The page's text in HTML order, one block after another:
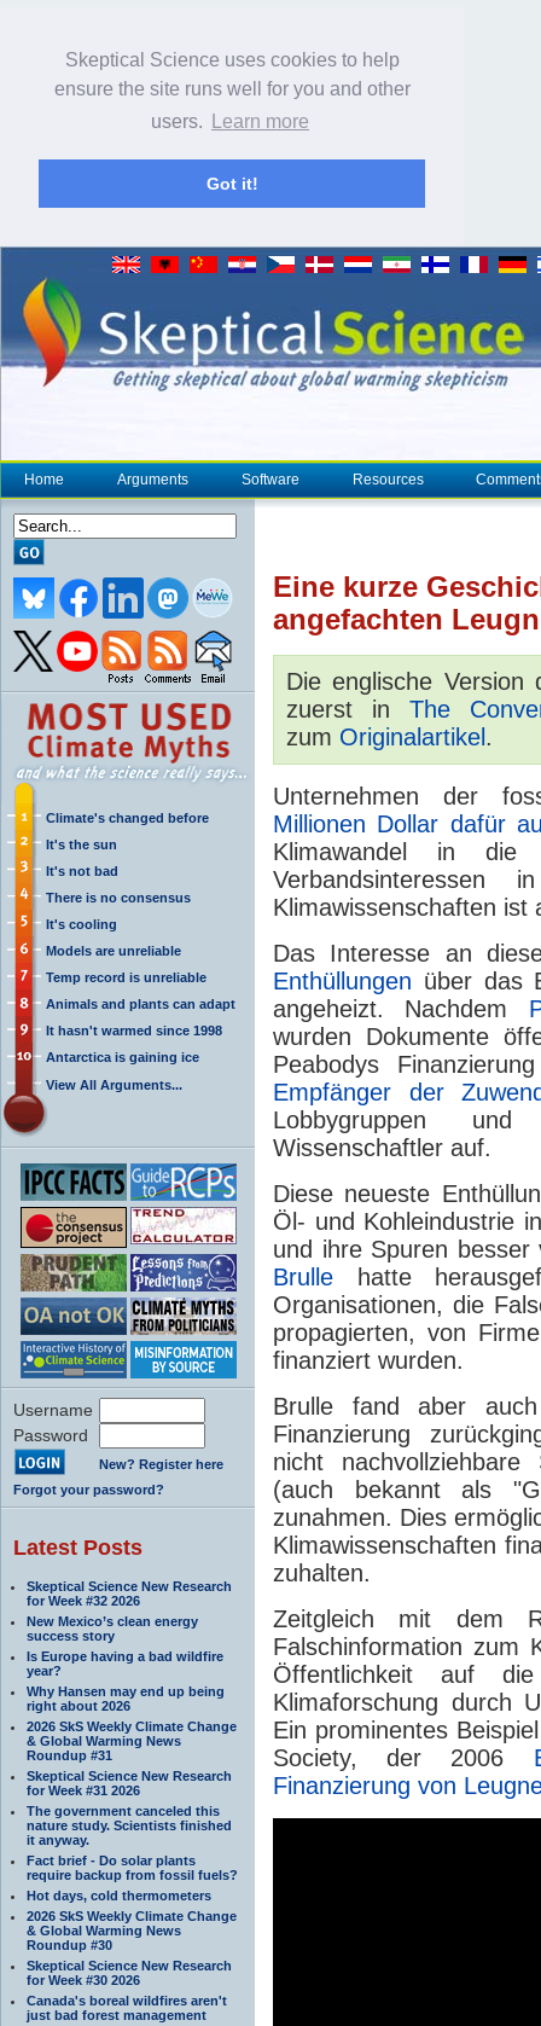
Skeptical Science uses cookies to help
ensure the site runs well for you and other
users.
Learn more
Got it!
Home Arguments Software Resources
Climate's changed before
It's the sun
It's not bad
There is no consensus
It's cooling
Models are unreliable
Temp record is unreliable
Animals and plants can adapt
It hasn't warmed since 1998
Antarctica is gaining ice
View All Arguments...
Username
Password
New? Register here
Forgot your password?
Latest Posts
Skeptical Science New Research
for Week #32 2026
New Mexico’s clean energy
success story
Is Europe having a bad wildfire
year?
Why Hansen may end up being
right about 2026
2026 SkS Weekly Climate Change
& Global Warming News
Roundup #31
Skeptical Science New Research
for Week #31 2026
The government canceled this
nature study. Scientists finished
it anyway.
Fact brief - Do solar plants
require backup from fossil fuels?
Hot days, cold thermometers
2026 SkS Weekly Climate Change
& Global Warming News
Roundup #30
Skeptical Science New Research
for Week #30 2026
Canada's boreal wildfires aren't
just bad forest management
Eine kurze
angefachten
Die englische Version
zuerst in The
zum Originalartikel .
Unternehmen der
Millionen Dollar dafür
Klimawandel in
Klimawissenschaften ist
Das Interesse an
Enthüllungen über das
angeheizt. Nachdem
wurden Dokumente
Peabodys
Empfänger der
Lobbygruppen
Wissenschaftler auf.
Diese neueste
Öl- und Kohleindustrie
und ihre Spuren
Brulle hatte
Organisationen, die
propagierten, von
finanziert wurden.
Brulle fand aber
Finanzierung
nicht
(auch bekannt als
zunahmen. Dies
Klimawissenschaften
zuhalten.
Zeitgleich mit dem
Falschinformation zum
Öffentlichkeit auf
Klimaforschung durch
Ein prominentes
Society, der 2006
Finanzierung von